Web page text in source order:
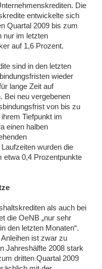
Die
entwickelte sich
Quartal 2009 bis zum
nur im letzten
auf 1,6 Prozent.
sind in den letzten
wieder
lange Zeit auf
Bei neu vergebenen
von bis zu
Tiefpunkt im
einen halben
wurden die
etwa 0,4 Prozentpunkte
als auch bei
die OeNB „nur sehr
den letzten Monaten“.
ist zwar zu
Jahreshälfte 2008 stark
dritten Quartal 2009